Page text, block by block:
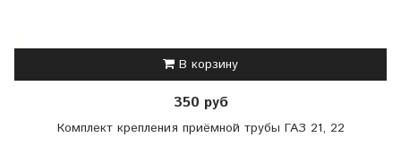
В корзину
350 руб
Комплект крепления приёмной трубы ГАЗ 21, 22